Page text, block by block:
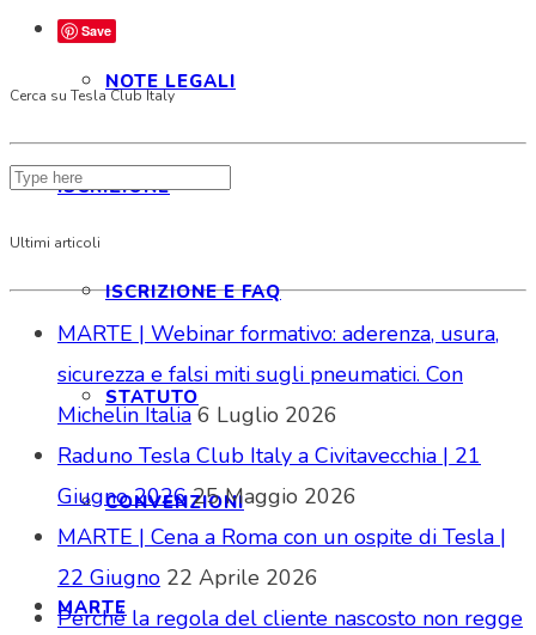
NOTE LEGALI
ISCRIZIONE
ISCRIZIONE E FAQ
STATUTO
CONVENZIONI
MARTE
Save
Cerca su Tesla Club Italy
Ultimi articoli
MARTE | Webinar formativo: aderenza, usura,
sicurezza e falsi miti sugli pneumatici. Con
Michelin Italia 6 Luglio 2026
Raduno Tesla Club Italy a Civitavecchia | 21
Giugno 2026 25 Maggio 2026
MARTE | Cena a Roma con un ospite di Tesla |
22 Giugno 22 Aprile 2026
Perché la regola del cliente nascosto non regge